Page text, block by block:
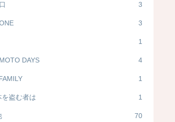
3
3
1
DAYS 4
1
を盗む者は 1
70